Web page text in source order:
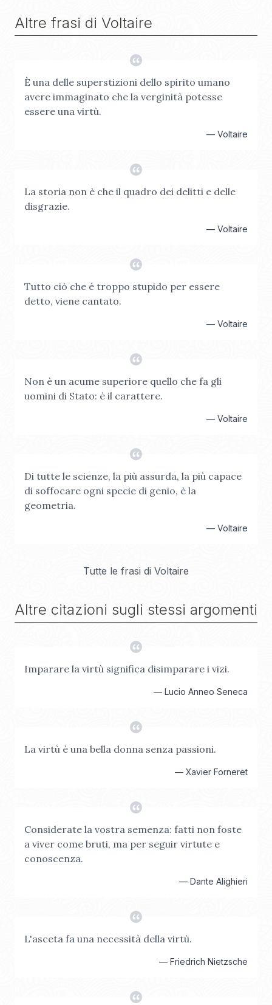
Altre frasi di Voltaire
È una delle superstizioni dello spirito umano
avere immaginato che la verginità potesse
essere una virtù.
— Voltaire
La storia non è che il quadro dei delitti e delle
disgrazie.
— Voltaire
Tutto ciò che è troppo stupido per essere
detto, viene cantato.
— Voltaire
Non è un acume superiore quello che fa gli
uomini di Stato: è il carattere.
— Voltaire
Di tutte le scienze, la più assurda, la più capace
di soffocare ogni specie di genio, è la
geometria.
— Voltaire
Tutte le frasi di Voltaire
Altre citazioni sugli stessi argomenti
Imparare la virtù significa disimparare i vizi.
— Lucio Anneo Seneca
La virtù è una bella donna senza passioni.
— Xavier Forneret
Considerate la vostra semenza: fatti non foste
a viver come bruti, ma per seguir virtute e
conoscenza.
— Dante Alighieri
L'asceta fa una necessità della virtù.
— Friedrich Nietzsche